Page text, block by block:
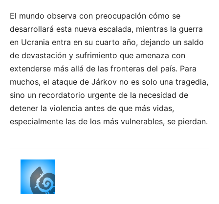
El mundo observa con preocupación cómo se
desarrollará esta nueva escalada, mientras la guerra
en Ucrania entra en su cuarto año, dejando un saldo
de devastación y sufrimiento que amenaza con
extenderse más allá de las fronteras del país. Para
muchos, el ataque de Járkov no es solo una tragedia,
sino un recordatorio urgente de la necesidad de
detener la violencia antes de que más vidas,
especialmente las de los más vulnerables, se pierdan.